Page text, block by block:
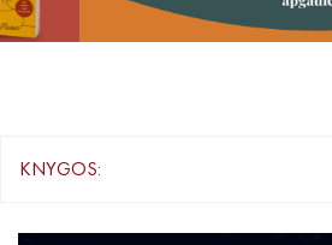
Grožinė literatūra
KNYGOS: